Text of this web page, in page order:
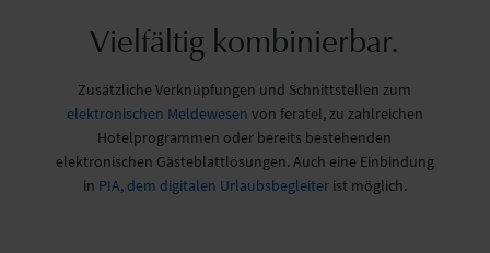
Vielfältig kombinierbar.
Zusätzliche Verknüpfungen und Schnittstellen zum
elektronischen Meldewesen von feratel, zu zahlreichen
Hotelprogrammen oder bereits bestehenden
elektronischen Gästeblattlösungen. Auch eine Einbindung
in PIA, dem digitalen Urlaubsbegleiterist möglich.